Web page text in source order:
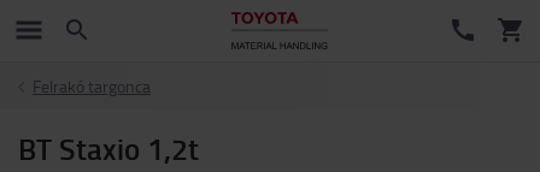
Felrakó targonca
BT Staxio 1,2t